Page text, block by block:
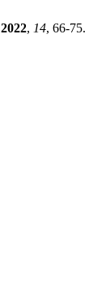
2022, 14, 66-75.